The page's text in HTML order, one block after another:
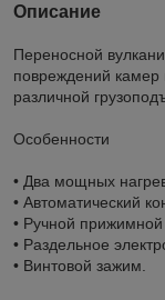
Описание
Переносной
повреждений камер
различной
Особенности
• Два мощных
• Автоматический
• Ручной прижимной
• Раздельное
• Винтовой зажим.